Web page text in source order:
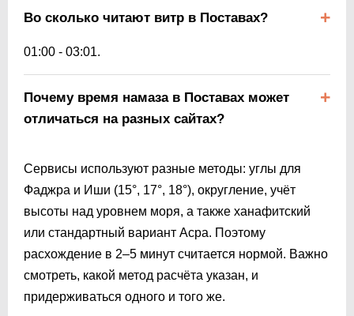
Во сколько читают витр в Поставах?
01:00 - 03:01.
Почему время намаза в Поставах может
отличаться на разных сайтах?
Сервисы используют разные методы: углы для
Фаджра и Иши (15°, 17°, 18°), округление, учёт
высоты над уровнем моря, а также ханафитский
или стандартный вариант Асра. Поэтому
расхождение в 2–5 минут считается нормой. Важно
смотреть, какой метод расчёта указан, и
придерживаться одного и того же.